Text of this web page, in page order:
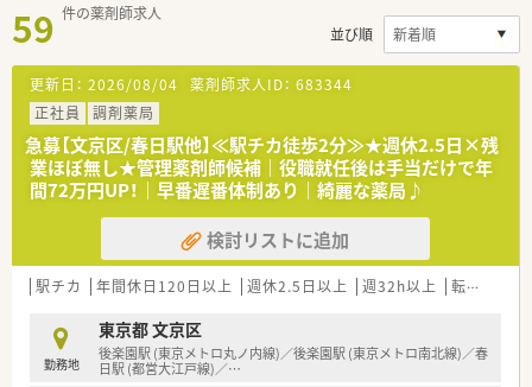
59 件の薬剤師求人
並び順
更新日： 2026/08/04 薬剤師求人ID： 683344
正社員
調剤薬局
急募【文京区/春日駅他】≪駅チカ徒歩2分≫★週休2.5日×残
業ほぼ無し★管理薬剤師候補｜役職就任後は手当だけで年
間72万円UP！｜早番遅番体制あり｜綺麗な薬局♪
検討リストに追加
駅チカ 年間休日120日以上 週休2.5日以上 週32h以上 転勤なし
勤務地
東京都 文京区
後楽園駅 (東京メトロ丸ノ内線)／後楽園駅 (東京メトロ南北線)／春
日駅 (都営大江戸線)／…